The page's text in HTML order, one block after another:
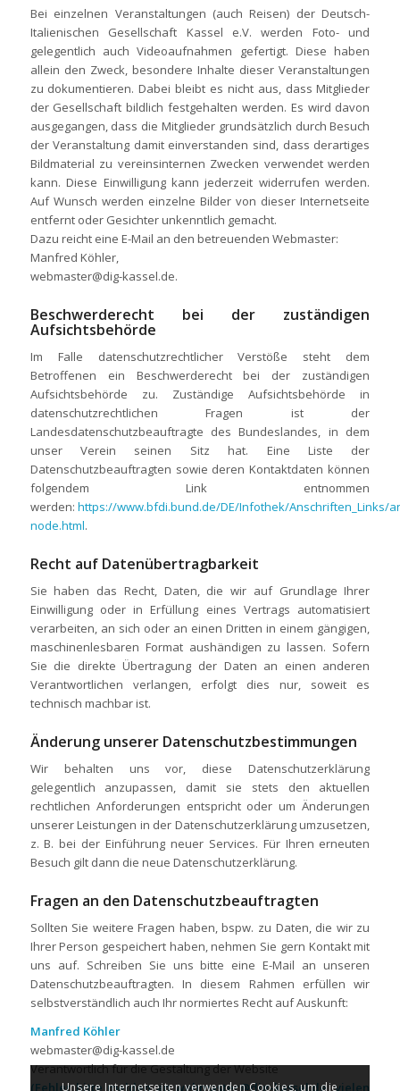
Bei einzelnen Veranstaltungen (auch Reisen) der Deutsch-
Italienischen Gesellschaft Kassel e.V. werden Foto- und
gelegentlich auch Videoaufnahmen gefertigt. Diese haben
allein den Zweck, besondere Inhalte dieser Veranstaltungen
zu dokumentieren. Dabei bleibt es nicht aus, dass Mitglieder
der Gesellschaft bildlich festgehalten werden. Es wird davon
ausgegangen, dass die Mitglieder grundsätzlich durch Besuch
der Veranstaltung damit einverstanden sind, dass derartiges
Bildmaterial zu vereinsinternen Zwecken verwendet werden
kann. Diese Einwilligung kann jederzeit widerrufen werden.
Auf Wunsch werden einzelne Bilder von dieser Internetseite
entfernt oder Gesichter unkenntlich gemacht.
Dazu reicht eine E-Mail an den betreuenden Webmaster:
Manfred Köhler,
webmaster@dig-kassel.de.
Beschwerderecht bei der zuständigen
Aufsichtsbehörde
Im Falle datenschutzrechtlicher Verstöße steht dem
Betroffenen ein Beschwerderecht bei der zuständigen
Aufsichtsbehörde zu. Zuständige Aufsichtsbehörde in
datenschutzrechtlichen Fragen ist der
Landesdatenschutzbeauftragte des Bundeslandes, in dem
unser Verein seinen Sitz hat. Eine Liste der
Datenschutzbeauftragten sowie deren Kontaktdaten können
folgendem Link entnommen
werden: https://www.bfdi.bund.de/DE/Infothek/Anschriften_Links/
node.html.
Recht auf Datenübertragbarkeit
Sie haben das Recht, Daten, die wir auf Grundlage Ihrer
Einwilligung oder in Erfüllung eines Vertrags automatisiert
verarbeiten, an sich oder an einen Dritten in einem gängigen,
maschinenlesbaren Format aushändigen zu lassen. Sofern
Sie die direkte Übertragung der Daten an einen anderen
Verantwortlichen verlangen, erfolgt dies nur, soweit es
technisch machbar ist.
Änderung unserer Datenschutzbestimmungen
Wir behalten uns vor, diese Datenschutzerklärung
gelegentlich anzupassen, damit sie stets den aktuellen
rechtlichen Anforderungen entspricht oder um Änderungen
unserer Leistungen in der Datenschutzerklärung umzusetzen,
z. B. bei der Einführung neuer Services. Für Ihren erneuten
Besuch gilt dann die neue Datenschutzerklärung.
Fragen an den Datenschutzbeauftragten
Sollten Sie weitere Fragen haben, bspw. zu Daten, die wir zu
Ihrer Person gespeichert haben, nehmen Sie gern Kontakt mit
uns auf. Schreiben Sie uns bitte eine E-Mail an unseren
Datenschutzbeauftragten. In diesem Rahmen erfüllen wir
selbstverständlich auch Ihr normiertes Recht auf Auskunft:
Manfred Köhler
webmaster@dig-kassel.de
Verantwortlich für die Gestaltung der Website
(Fehler bitte melden an webmaster@dig-kassel.de, vielen
Unsere Internetseiten verwenden Cookies, um die